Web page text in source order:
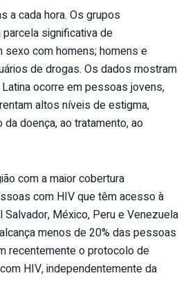
a cada hora. Os grupos
significativa de
com homens; homens e
de drogas. Os dados mostram
ocorre em pessoas jovens,
altos níveis de estigma,
doença, ao tratamento, ao
com a maior cobertura
com HIV que têm acesso à
México, Peru e Venezuela
menos de 20% das pessoas
recentemente o protocolo de
HIV, independentemente da